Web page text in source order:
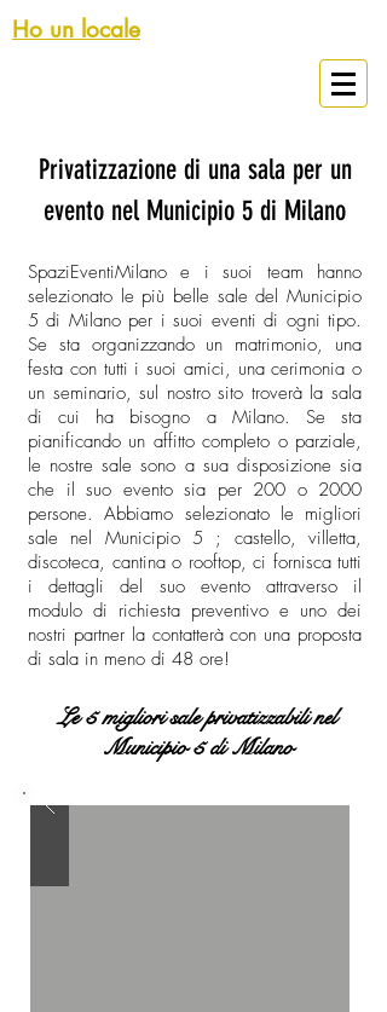
Ho un locale
Privatizzazione di una sala per un
evento nel Municipio 5 di Milano
SpaziEventiMilano e i suoi team hanno
selezionato le più belle sale del Municipio
5 di Milano per i suoi eventi di ogni tipo.
Se sta organizzando un matrimonio, una
festa con tutti i suoi amici, una cerimonia o
un seminario, sul nostro sito troverà la sala
di cui ha bisogno a Milano. Se sta
pianificando un affitto completo o parziale,
le nostre sale sono a sua disposizione sia
che il suo evento sia per 200 o 2000
persone. Abbiamo selezionato le migliori
sale nel Municipio 5 ; castello, villetta,
discoteca, cantina o rooftop, ci fornisca tutti
i dettagli del suo evento attraverso il
modulo di richiesta preventivo e uno dei
nostri partner la contatterà con una proposta
di sala in meno di 48 ore!
Le 5 migliori sale privatizzabili nel
Municipio 5 di Milano